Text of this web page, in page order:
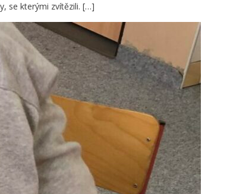
se kterými zvítězili. […]